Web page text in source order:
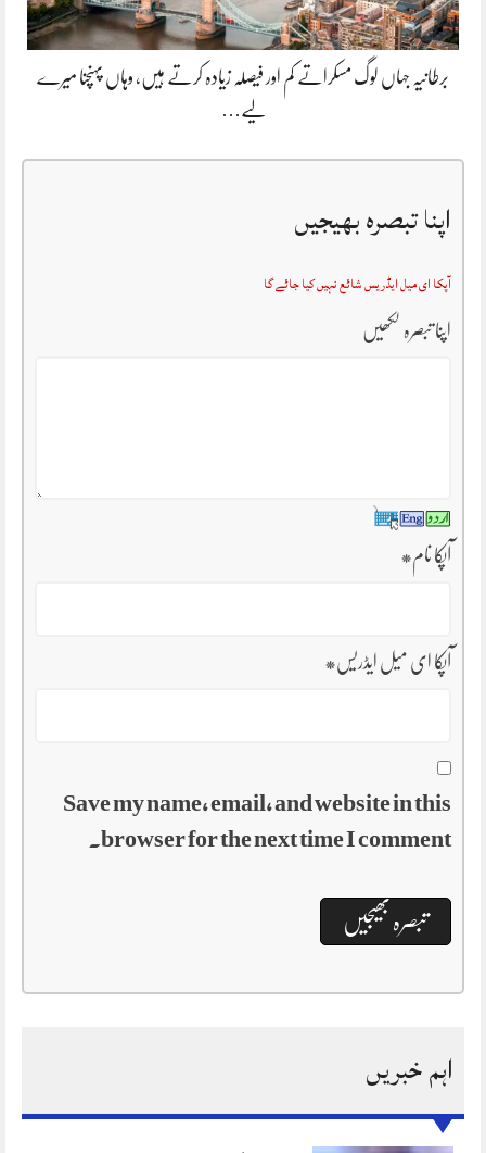
برطانیہ جہاں لوگ مسکراتے کم اور فیصلہ زیادہ کرتے ہیں، وہاں پہنچنا میرے
لیے…
اپنا تبصرہ بھیجیں
آپکا ای میل ایڈریس شائع نہیں کیا جائے گا
اپنا تبصرہ لکھیں
آپکا نام*
آپکا ای میل ایڈریس*
Save my name, email, and website in this
browser for the next time I comment.
اہم خبریں